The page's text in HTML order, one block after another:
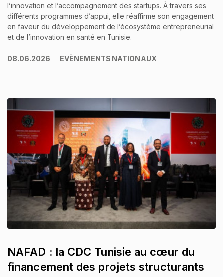
l’innovation et l’accompagnement des startups. À travers ses
différents programmes d’appui, elle réaffirme son engagement
en faveur du développement de l’écosystème entrepreneurial
et de l’innovation en santé en Tunisie.
08.06.2026 EVÈNEMENTS NATIONAUX
NAFAD : la CDC Tunisie au cœur du
financement des projets structurants